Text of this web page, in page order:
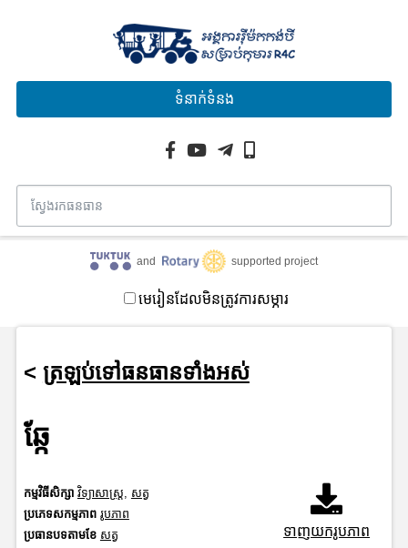
ទំនាក់ទំនង
and supported project
មេរៀនដែលមិនត្រូវការសម្ភារ
< ត្រឡប់ទៅធនធានទាំងអស់
ឆ្កែ
ទាញយករូបភាព
កម្មវិធីសិក្សា វិទ្យាសាស្រ្ត
សត្វ
ប្រភេទសកម្មភាព រូបភាព
ប្រធានបទតាមខែ សត្វ